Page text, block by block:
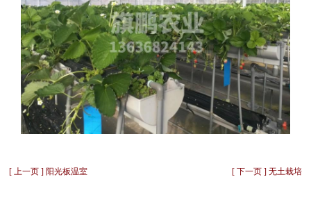
[ 上一页 ] 阳光板温室 [ 下一页 ] 无土栽培